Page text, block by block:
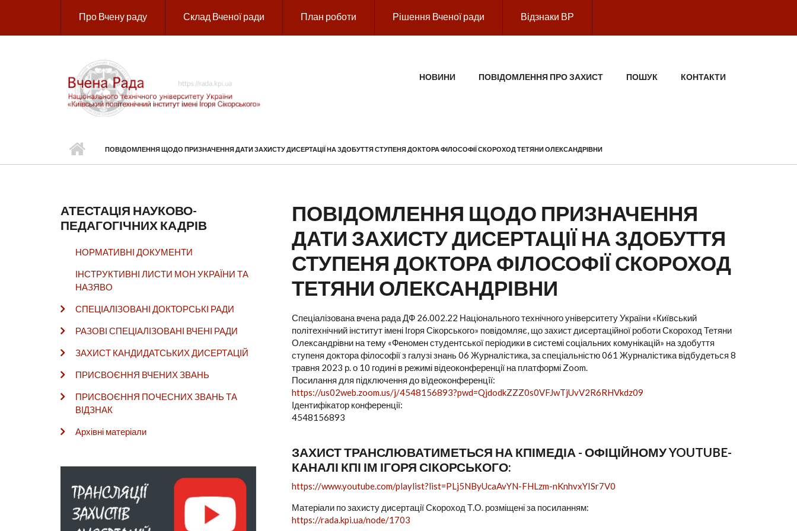
Про Вчену раду Склад Вченої ради План роботи Рішення Вченої ради Відзнаки ВР
ГОЛОВНЕ МЕНЮНОВИНИ ПОВІДОМЛЕННЯ ПРО ЗАХИСТ ПОШУК КОНТАКТИ
ПОВІДОМЛЕННЯ ЩОДО ПРИЗНАЧЕННЯ ДАТИ ЗАХИСТУ ДИСЕРТАЦІЇ НА ЗДОБУТТЯ СТУПЕНЯ ДОКТОРА ФІЛОСОФІЇ СКОРОХОД ТЕТЯНИ ОЛЕКСАНДРІВНИ
АТЕСТАЦІЯ НАУКОВО-
ПЕДАГОГІЧНИХ КАДРІВ
НОРМАТИВНІ ДОКУМЕНТИ
ІНСТРУКТИВНІ ЛИСТИ МОН УКРАЇНИ ТА
НАЗЯВО
СПЕЦІАЛІЗОВАНІ ДОКТОРСЬКІ РАДИ
РАЗОВІ СПЕЦІАЛІЗОВАНІ ВЧЕНІ РАДИ
ЗАХИСТ КАНДИДАТСЬКИХ ДИСЕРТАЦІЙ
ПРИСВОЄННЯ ВЧЕНИХ ЗВАНЬ
ПРИСВОЄННЯ ПОЧЕСНИХ ЗВАНЬ ТА
ВІДЗНАК
Архівні матеріали
ПОВІДОМЛЕННЯ ЩОДО ПРИЗНАЧЕННЯ
ДАТИ ЗАХИСТУ ДИСЕРТАЦІЇ НА ЗДОБУТТЯ
СТУПЕНЯ ДОКТОРА ФІЛОСОФІЇ СКОРОХОД
ТЕТЯНИ ОЛЕКСАНДРІВНИ
Спеціалізована вчена рада ДФ 26.002.22 Національного технічного університету України «Київський
політехнічний інститут імені Ігоря Сікорського» повідомляє, що захист дисертаційної роботи Скороход Тетяни
Олександрівни на тему «Феномен студентської періодики в системі соціальних комунікацій» на здобуття
ступеня доктора філософії з галузі знань 06 Журналістика, за спеціальністю 061 Журналістика відбудеться 8
травня 2023 р. о 10 годині в режимі відеоконференції на платформі Zoom.
Посилання для підключення до вiдеоконференцiї:
https://us02web.zoom.us/j/4548156893?pwd=QjdodkZZZ0s0VFJwTjUvV2R6RHVkdz09
Ідентифікатор конференції:
4548156893
ЗАХИСТ ТРАНСЛЮВАТИМЕТЬСЯ НА КПІМЕДІА - ОФІЦІЙНОМУ YOUTUBE-
КАНАЛІ КПІ ІМ ІГОРЯ СІКОРСЬКОГО:
https://www.youtube.com/playlist?list=PLj5NByUcaAvYN-FHLzm-nKnhvxYISr7V0
Матеріали по захисту дисертації Скороход Т.О. розміщені за посиланням:
https://rada.kpi.ua/node/1703